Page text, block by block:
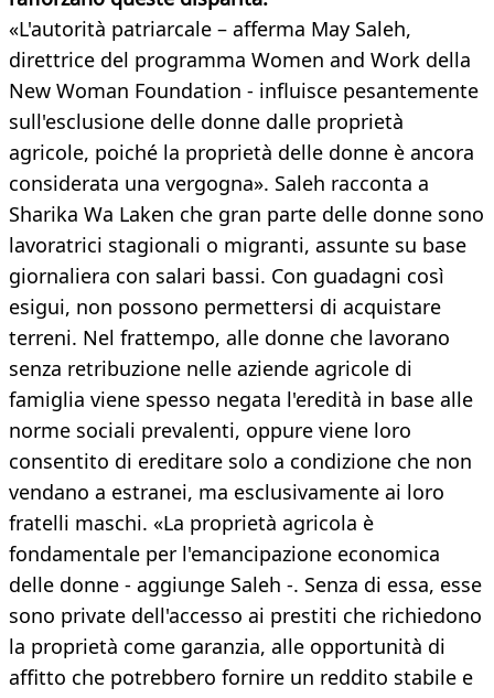
«L'autorità patriarcale – afferma May Saleh,
direttrice del programma Women and Work della
New Woman Foundation - influisce pesantemente
sull'esclusione delle donne dalle proprietà
agricole, poiché la proprietà delle donne è ancora
considerata una vergogna». Saleh racconta a
Sharika Wa Laken che gran parte delle donne sono
lavoratrici stagionali o migranti, assunte su base
giornaliera con salari bassi. Con guadagni così
esigui, non possono permettersi di acquistare
terreni. Nel frattempo, alle donne che lavorano
senza retribuzione nelle aziende agricole di
famiglia viene spesso negata l'eredità in base alle
norme sociali prevalenti, oppure viene loro
consentito di ereditare solo a condizione che non
vendano a estranei, ma esclusivamente ai loro
fratelli maschi. «La proprietà agricola è
fondamentale per l'emancipazione economica
delle donne - aggiunge Saleh -. Senza di essa, esse
sono private dell'accesso ai prestiti che richiedono
la proprietà come garanzia, alle opportunità di
affitto che potrebbero fornire un reddito stabile e